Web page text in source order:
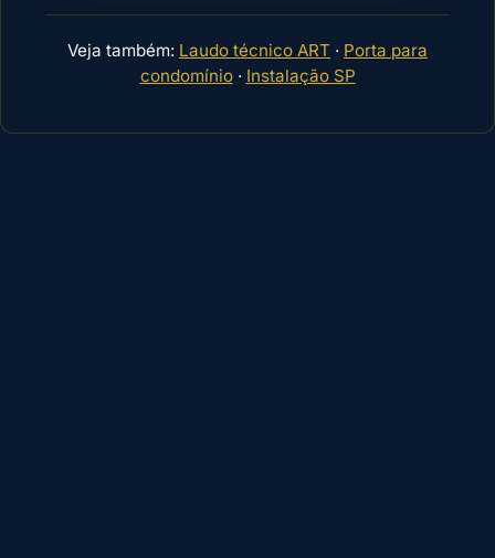
Veja também: Laudo técnico ART · Porta para
condomínio· Instalação SP